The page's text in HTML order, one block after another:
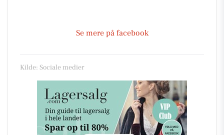
Se mere på facebook
Kilde: Sociale medier